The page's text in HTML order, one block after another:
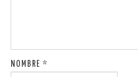
NOMBRE*